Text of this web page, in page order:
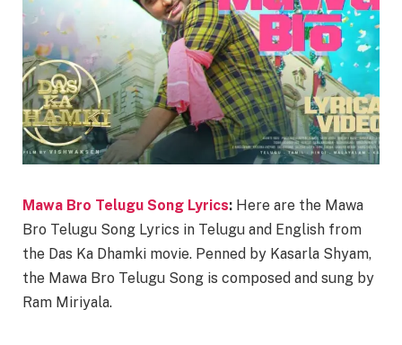
Mawa Bro Telugu Song Lyrics: Here are the Mawa
Bro Telugu Song Lyrics in Telugu and English from
the Das Ka Dhamki movie. Penned by Kasarla Shyam,
the Mawa Bro Telugu Song is composed and sung by
Ram Miriyala.